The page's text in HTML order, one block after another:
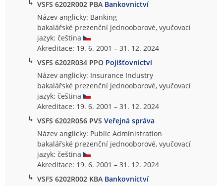
↳ VSFS 6202R002 PBA Bankovnictví
Název anglicky: Banking
bakalářské prezenční jednooborové, vyučovací
jazyk: čeština
Akreditace: 19. 6. 2001 – 31. 12. 2024
↳ VSFS 6202R034 PPO Pojišťovnictví
Název anglicky: Insurance Industry
bakalářské prezenční jednooborové, vyučovací
jazyk: čeština
Akreditace: 19. 6. 2001 – 31. 12. 2024
↳ VSFS 6202R056 PVSVeřejná správa
Název anglicky: Public Administration
bakalářské prezenční jednooborové, vyučovací
jazyk: čeština
Akreditace: 19. 6. 2001 – 31. 12. 2024
↳ VSFS 6202R002 KBA Bankovnictví